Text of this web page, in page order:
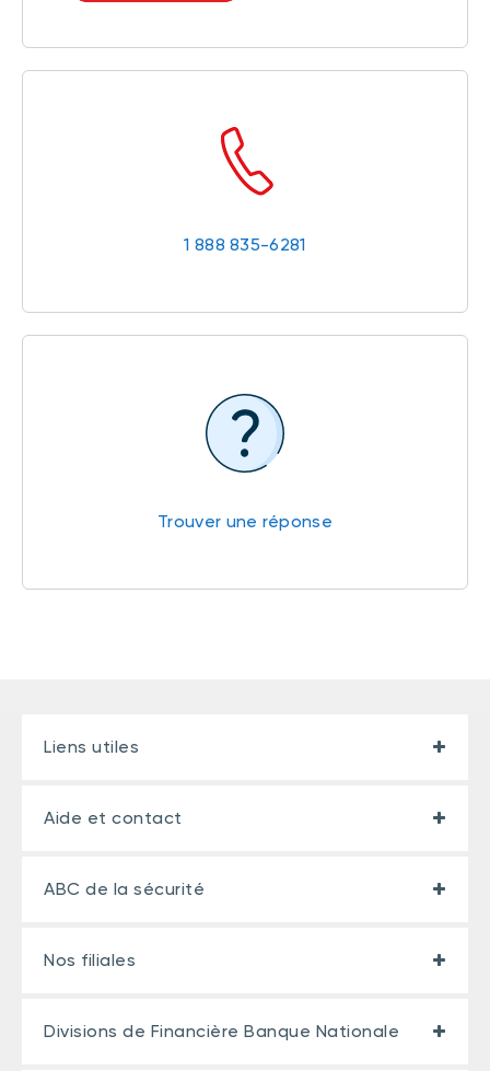
1 888 835-6281
Trouver une réponse
Liens utiles
Aide et contact
ABC de la sécurité
Nos filiales
Divisions de Financière Banque Nationale